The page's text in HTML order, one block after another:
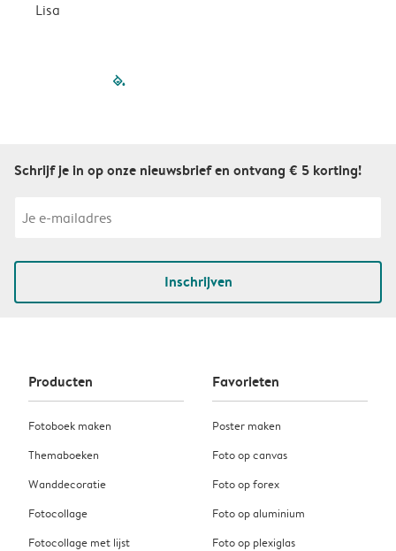
Lisa
filled-pagination
Schrijf je in op onze nieuwsbrief en ontvang € 5 korting!
Inschrijven
Producten
Fotoboek maken
Themaboeken
Wanddecoratie
Fotocollage
Fotocollage met lijst
Favorieten
Poster maken
Foto op canvas
Foto op forex
Foto op aluminium
Foto op plexiglas